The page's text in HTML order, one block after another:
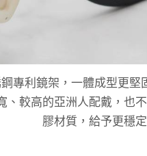
專利鏡架，一體成型更
、較高的亞洲人配戴，也
膠材質，給予更穩